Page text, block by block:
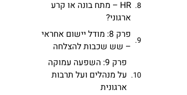
HR – מתח בונה או קרע
ארגוני?
פרק 8: מודל יישום אחראי
– שש שכבות להצלחה
פרק 9: השפעה עמוקה
על מנהלים ועל תרבות
ארגונית